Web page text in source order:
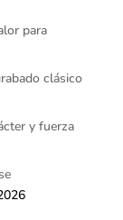
para
clásico
y fuerza